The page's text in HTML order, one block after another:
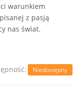
warunkiem
z pasją
nas świat.
Niedostępny